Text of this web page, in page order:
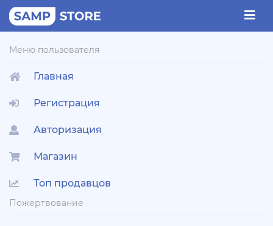
Меню пользователя
Главная
Регистрация
Авторизация
Магазин
Топ продавцов
Пожертвование